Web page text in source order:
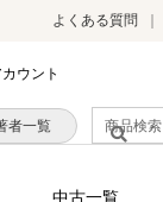
よくある質問
ウント
検
索
象:
者一覧
中古一覧